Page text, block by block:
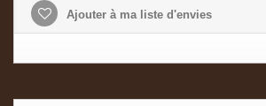
Ajouter à ma liste d'envies